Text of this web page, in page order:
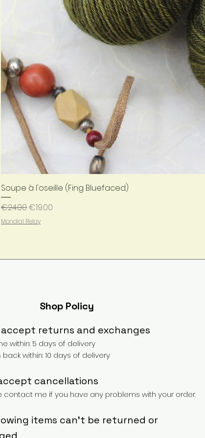
Soupe à l'oseille (Fing Bluefaced)
Regular Price
€24.00Sale Price
€19.00
Mondial Relay
Shop Policy
returns and exchanges
within: 5 days of delivery
back within: 10 days of delivery
cancellations
contact me if you have any problems with your order.
items can't be returned or